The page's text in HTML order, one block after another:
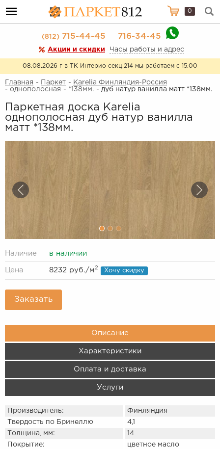
0
(812)715-44-45 716-34-45
Акции и скидки Часы работы и адрес
08.08.2026 г в ТК Интерио секц.214 мы работаем с 15.00
Главная - Паркет - Karelia Финляндия-Россия
- однополосная - *138мм. - дуб натур ванилла матт *138мм.
Паркетная доска Karelia
однополосная дуб натур ванилла
матт *138мм.
Наличие в наличии
Цена 8232 руб./м2 Хочу скидку
Заказать
Описание
Характеристики
Оплата и доставка
Услуги
Производитель:
Финляндия
Твердость по Бринеллю
4,1
Толщина, мм:
14
Покрытие:
цветное масло